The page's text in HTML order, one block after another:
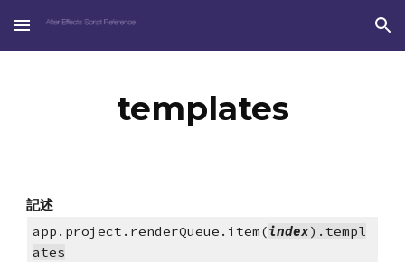
Skip to main content Skip to navigation
templates
記述
app.project.renderQueue.item(index).templ
ates